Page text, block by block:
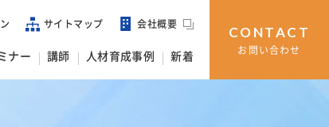
ナー 講師 人材育成事例 新着
サイトマップ 会社概要
CONTACT
お問い合わせ